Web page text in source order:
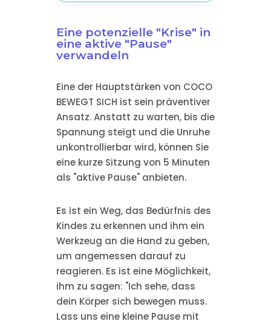
Eine potenzielle "Krise" in
eine aktive "Pause"
verwandeln
Eine der Hauptstärken von COCO
BEWEGT SICH ist sein präventiver
Ansatz. Anstatt zu warten, bis die
Spannung steigt und die Unruhe
unkontrollierbar wird, können Sie
eine kurze Sitzung von 5 Minuten
als "aktive Pause" anbieten.
Es ist ein Weg, das Bedürfnis des
Kindes zu erkennen und ihm ein
Werkzeug an die Hand zu geben,
um angemessen darauf zu
reagieren. Es ist eine Möglichkeit,
ihm zu sagen: "Ich sehe, dass
dein Körper sich bewegen muss.
Lass uns eine kleine Pause mit